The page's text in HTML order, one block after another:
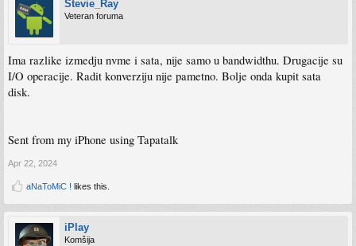
Stevie_Ray
Veteran foruma
Ima razlike izmedju nvme i sata, nije samo u bandwidthu. Drugacije su
I/O operacije. Radit konverziju nije pametno. Bolje onda kupit sata
disk.
Sent from my iPhone using Tapatalk
Apr 22, 2024
aNaToMiC ! likes this.
iPlay
Komšija